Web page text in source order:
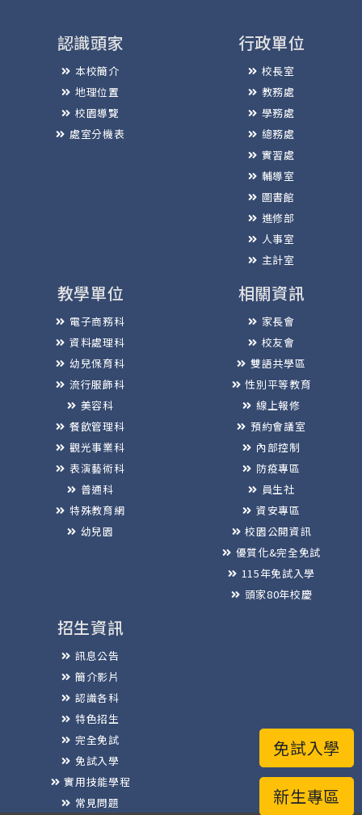
新生專區
免試入學
認識頭家
本校簡介
地理位置
校園導覽
處室分機表
行政單位
校長室
教務處
學務處
總務處
實習處
輔導室
圖書館
進修部
人事室
主計室
教學單位
電子商務科
資料處理科
幼兒保育科
流行服飾科
美容科
餐飲管理科
觀光事業科
表演藝術科
普通科
特殊教育網
幼兒園
相關資訊
家長會
校友會
雙語共學區
性別平等教育
線上報修
預約會議室
內部控制
防疫專區
員生社
資安專區
校園公開資訊
優質化&完全免試
115年免試入學
頭家80年校慶
招生資訊
訊息公告
簡介影片
認識各科
特色招生
完全免試
免試入學
實用技能學程
常見問題